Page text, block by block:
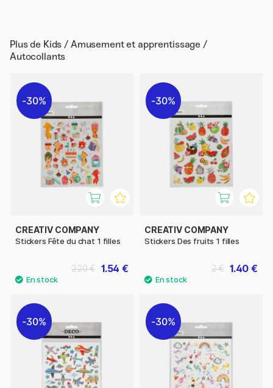
Plus de Kids / Amusement et apprentissage /
Autocollants
30%
CREATIV COMPANY
Stickers Fête du chat 1 filles
1.54 €
2.20 €
30%
CREATIV COMPANY
Stickers Des fruits 1 filles
1.40 €
2 €
30% 30%